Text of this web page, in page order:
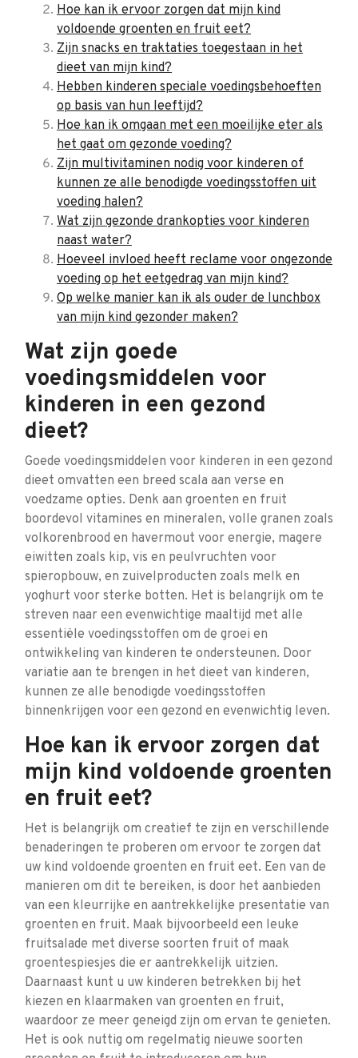
Hoe kan ik ervoor zorgen dat mijn kind
voldoende groenten en fruit eet?
Zijn snacks en traktaties toegestaan in het
dieet van mijn kind?
Hebben kinderen speciale voedingsbehoeften
op basis van hun leeftijd?
Hoe kan ik omgaan met een moeilijke eter als
het gaat om gezonde voeding?
Zijn multivitaminen nodig voor kinderen of
kunnen ze alle benodigde voedingsstoffen uit
voeding halen?
Wat zijn gezonde drankopties voor kinderen
naast water?
Hoeveel invloed heeft reclame voor ongezonde
voeding op het eetgedrag van mijn kind?
Op welke manier kan ik als ouder de lunchbox
van mijn kind gezonder maken?
Wat zijn goede
voedingsmiddelen voor
kinderen in een gezond
dieet?
Goede voedingsmiddelen voor kinderen in een gezond
dieet omvatten een breed scala aan verse en
voedzame opties. Denk aan groenten en fruit
boordevol vitamines en mineralen, volle granen zoals
volkorenbrood en havermout voor energie, magere
eiwitten zoals kip, vis en peulvruchten voor
spieropbouw, en zuivelproducten zoals melk en
yoghurt voor sterke botten. Het is belangrijk om te
streven naar een evenwichtige maaltijd met alle
essentiële voedingsstoffen om de groei en
ontwikkeling van kinderen te ondersteunen. Door
variatie aan te brengen in het dieet van kinderen,
kunnen ze alle benodigde voedingsstoffen
binnenkrijgen voor een gezond en evenwichtig leven.
Hoe kan ik ervoor zorgen dat
mijn kind voldoende groenten
en fruit eet?
Het is belangrijk om creatief te zijn en verschillende
benaderingen te proberen om ervoor te zorgen dat
uw kind voldoende groenten en fruit eet. Een van de
manieren om dit te bereiken, is door het aanbieden
van een kleurrijke en aantrekkelijke presentatie van
groenten en fruit. Maak bijvoorbeeld een leuke
fruitsalade met diverse soorten fruit of maak
groentespiesjes die er aantrekkelijk uitzien.
Daarnaast kunt u uw kinderen betrekken bij het
kiezen en klaarmaken van groenten en fruit,
waardoor ze meer geneigd zijn om ervan te genieten.
Het is ook nuttig om regelmatig nieuwe soorten